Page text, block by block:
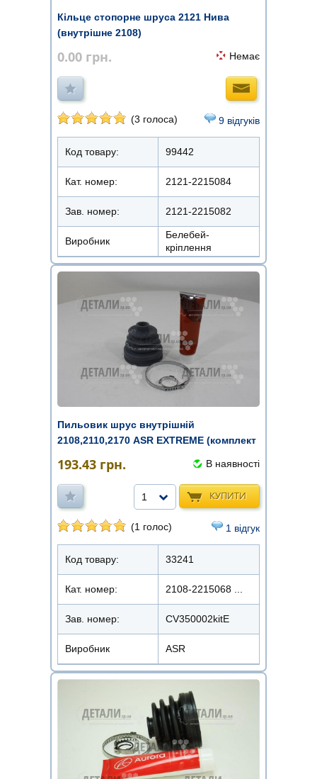
Кільце стопорне шруса 2121 Нива
(внутрішне 2108)
0.00 грн. Немає
(3 голоса) 9 відгуків
Код товару: 99442
Кат. номер: 2121-2215084
Зав. номер: 2121-2215082
Виробник
Белебей-
кріплення
Пильовик шрус внутрішній
2108,2110,2170 ASR EXTREME (комплект
193.43 грн. В наявності
КУПИТИ
1
(1 голос) 1 відгук
Код товару: 33241
Кат. номер: 2108-2215068 ...
Зав. номер: CV350002kitE
Виробник ASR